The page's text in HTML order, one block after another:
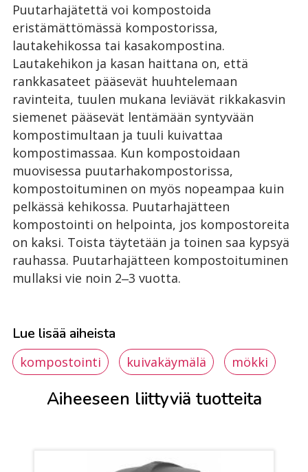
Puutarhajätettä voi kompostoida
eristämättömässä kompostorissa,
lautakehikossa tai kasakompostina.
Lautakehikon ja kasan haittana on, että
rankkasateet pääsevät huuhtelemaan
ravinteita, tuulen mukana leviävät rikkakasvin
siemenet pääsevät lentämään syntyvään
kompostimultaan ja tuuli kuivattaa
kompostimassaa. Kun kompostoidaan
muovisessa puutarhakompostorissa,
kompostoituminen on myös nopeampaa kuin
pelkässä kehikossa. Puutarhajätteen
kompostointi on helpointa, jos kompostoreita
on kaksi. Toista täytetään ja toinen saa kypsyä
rauhassa. Puutarhajätteen kompostoituminen
mullaksi vie noin 2‒3 vuotta.
Lue lisää aiheista
kompostointi kuivakäymälä mökki
Aiheeseen liittyviä tuotteita